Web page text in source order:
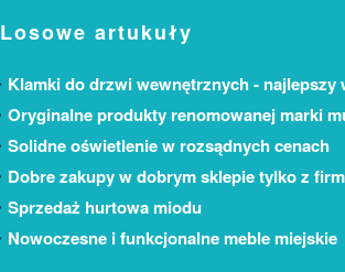
Losowe artukuły
Klamki do drzwi wewnętrznych - najlepszy
Oryginalne produkty renomowanej marki
Solidne oświetlenie w rozsądnych cenach
Dobre zakupy w dobrym sklepie tylko z
Sprzedaż hurtowa miodu
Nowoczesne i funkcjonalne meble miejskie